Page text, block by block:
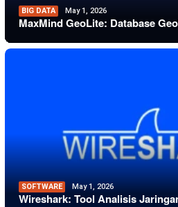
BIG DATA May 1, 2026
MaxMind GeoLite: Database
SOFTWARE May 1, 2026
Wireshark: Tool Analisis